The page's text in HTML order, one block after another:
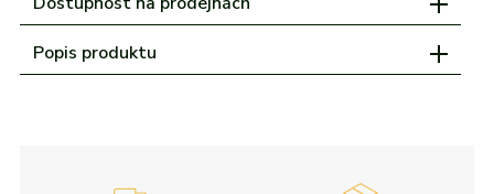
Popis produktu